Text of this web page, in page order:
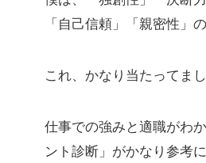
「自己信頼」「親密性」
これ、かなり当たってま
仕事での強みと適職がわ
ント診断」がかなり参考